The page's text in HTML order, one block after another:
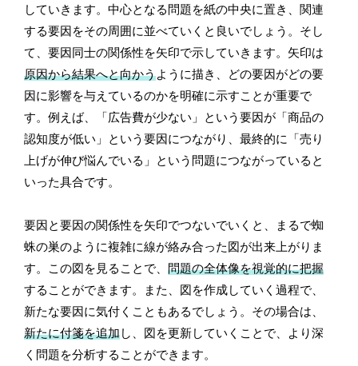
していきます。中心となる問題を紙の中央に置き、関連
する要因をその周囲に並べていくと良いでしょう。そし
て、要因同士の関係性を矢印で示していきます。矢印は
原因から結果へと向かうように描き、どの要因がどの要
因に影響を与えているのかを明確に示すことが重要で
す。例えば、「広告費が少ない」という要因が「商品の
認知度が低い」という要因につながり、最終的に「売り
上げが伸び悩んでいる」という問題につながっていると
いった具合です。
要因と要因の関係性を矢印でつないでいくと、まるで蜘
蛛の巣のように複雑に線が絡み合った図が出来上がりま
す。この図を見ることで、問題の全体像を視覚的に把握
することができます。また、図を作成していく過程で、
新たな要因に気付くこともあるでしょう。その場合は、
新たに付箋を追加し、図を更新していくことで、より深
く問題を分析することができます。